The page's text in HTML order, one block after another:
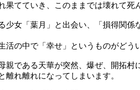
てていき、このままでは壊れて
女「葉月」と出会い、「損得関
の中で「幸せ」というものがど
である天華が突然、爆ぜ、開拓
れ離れになってしまいます。